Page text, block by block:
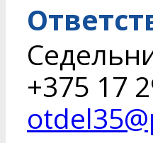
+375 17